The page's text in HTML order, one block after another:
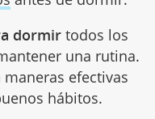
dormirtodos los
una rutina.
efectivas
hábitos.